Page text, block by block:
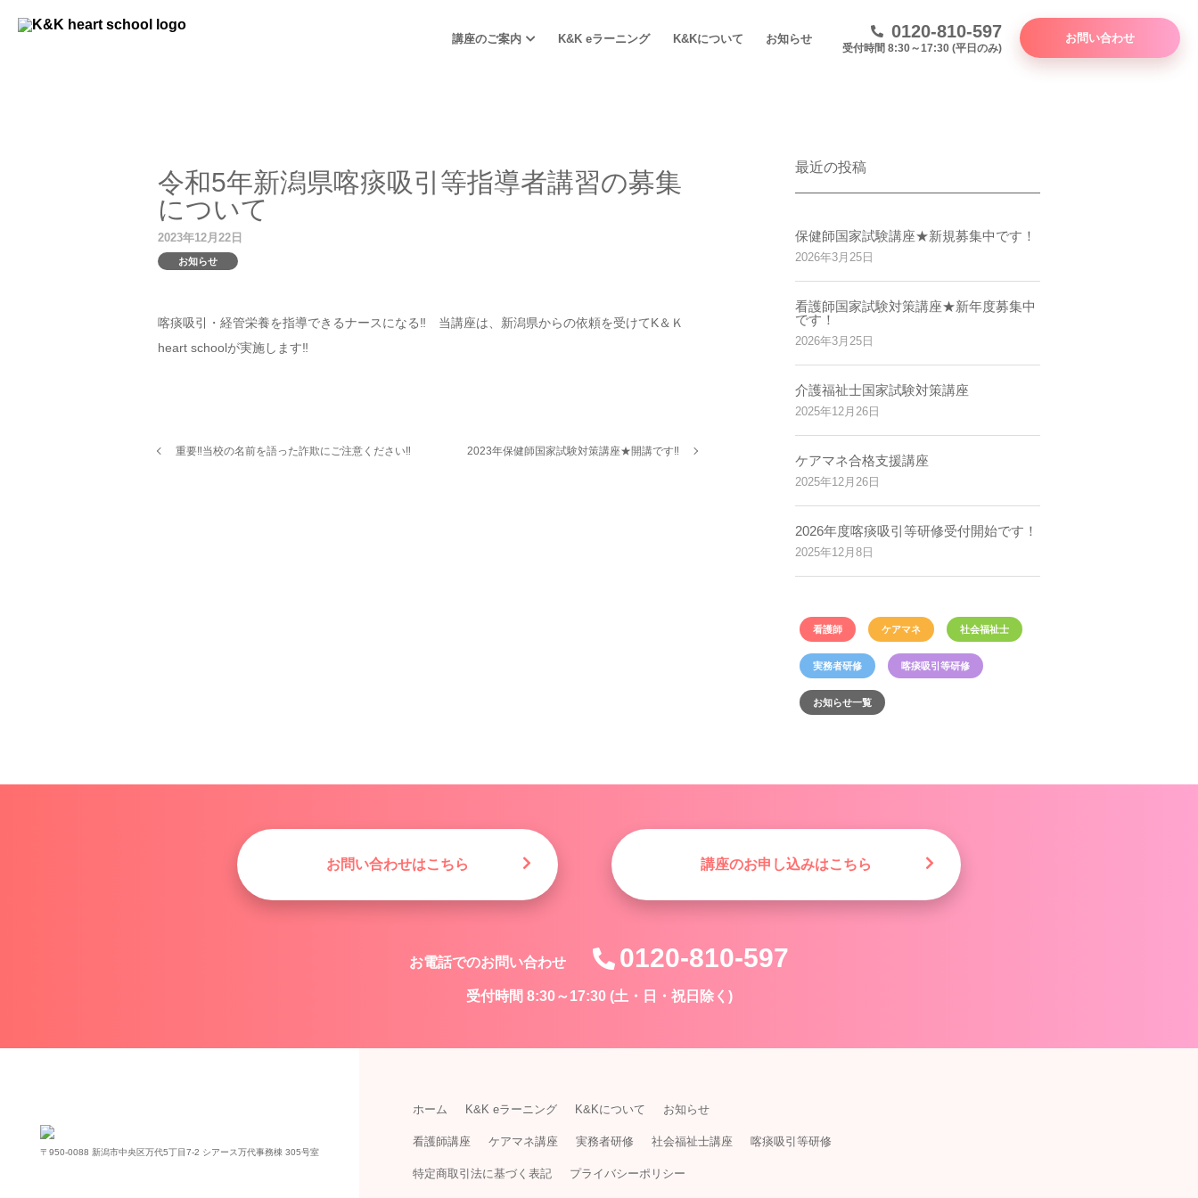
0120-810-597
受付時間 8:30～17:30 (平日のみ)
お問い合わせ
講座のご案内 K&K eラーニング K&Kについて お知らせ
令和5年新潟県喀痰吸引等指導者講習の募集
について
2023年12月22日
お知らせ
喀痰吸引・経管栄養を指導できるナースになる‼ 当講座は、新潟県からの依頼を受けてK＆Ｋ
heart schoolが実施します‼
重要‼当校の名前を語った詐欺にご注意ください‼ 2023年保健師国家試験対策講座★開講です‼
最近の投稿
保健師国家試験講座★新規募集中です！
2026年3月25日
看護師国家試験対策講座★新年度募集中
です！
2026年3月25日
介護福祉士国家試験対策講座
2025年12月26日
ケアマネ合格支援講座
2025年12月26日
2026年度喀痰吸引等研修受付開始です！
2025年12月8日
看護師 ケアマネ 社会福祉士
実務者研修 喀痰吸引等研修
お知らせ一覧
お問い合わせはこちら 講座のお申し込みはこちら
お電話でのお問い合わせ 0120-810-597
受付時間 8:30～17:30 (土・日・祝日除く)
〒950-0088 新潟市中央区万代5丁目7-2 シアース万代事務棟 305号室
ホーム K&K eラーニング K&Kについて お知らせ
看護師講座 ケアマネ講座 実務者研修 社会福祉士講座 喀痰吸引等研修
特定商取引法に基づく表記 プライバシーポリシー